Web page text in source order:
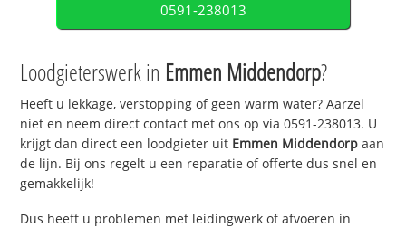
0591-238013
Loodgieterswerk in Emmen Middendorp?
Heeft u lekkage, verstopping of geen warm water? Aarzel
niet en neem direct contact met ons op via 0591-238013. U
krijgt dan direct een loodgieter uit Emmen Middendorp aan
de lijn. Bij ons regelt u een reparatie of offerte dus snel en
gemakkelijk!
Dus heeft u problemen met leidingwerk of afvoeren in